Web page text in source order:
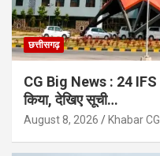
छत्तीसगढ़
CG Big News : 24
किया, देखिए सूची…
August 8, 2026 Khabar